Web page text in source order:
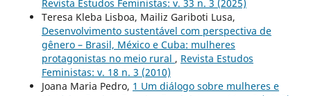
Revista Estudos Feministas: v. 33 n. 3 (2025)
Teresa Kleba Lisboa, Mailiz Gariboti Lusa,
Desenvolvimento sustentável com perspectiva de
gênero – Brasil, México e Cuba: mulheres
protagonistas no meio rural , Revista Estudos
Feministas: v. 18 n. 3 (2010)
Joana Maria Pedro, 1 Um diálogo sobre mulheres e